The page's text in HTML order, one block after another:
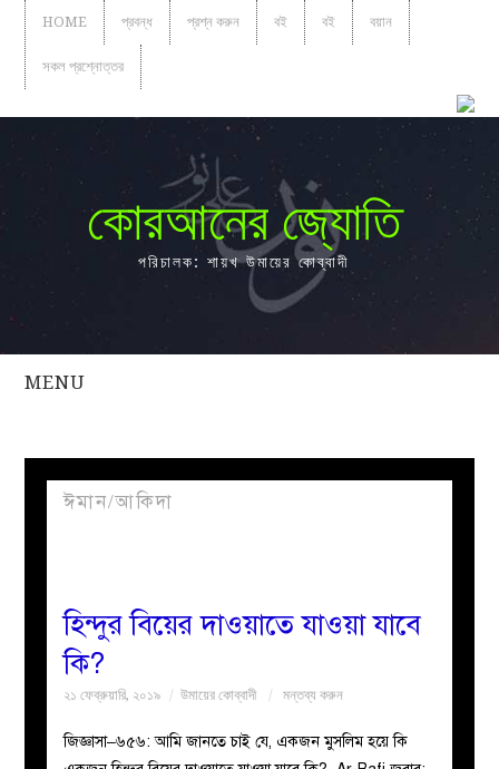
HOME প্রবন্ধ প্রশ্ন করুন বই বই বয়ান
সকল প্রশ্নোত্তর
কোরআনের জ্যোতি
পরিচালক: শায়খ উমায়ের কোব্বাদী
MENU
সকল
প্রবন্ধ
নারীদের
পাতা
ঈমান/আকিদা
হিন্দুর বিয়ের দাওয়াতে যাওয়া যাবে
কি?
২১ ফেব্রুয়ারি, ২০১৯ উমায়ের কোব্বাদী মন্তব্য করুন
জিজ্ঞাসা–৬৫৬: আমি জানতে চাই যে, একজন মুসলিম হয়ে কি